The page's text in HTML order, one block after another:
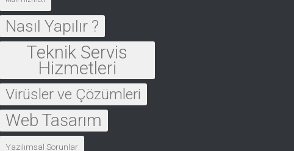
Nasıl Yapılır ?
Teknik Servis
Hizmetleri
Virüsler ve Çözümleri
Web Tasarım
Yazılımsal Sorunlar